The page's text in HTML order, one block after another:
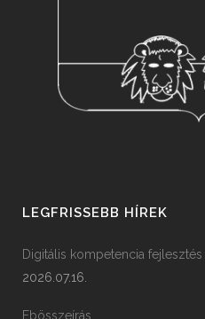
LEGFRISSEBB HÍREK
Digitális kompetencia
2026.07.16.
Ebösszeírás